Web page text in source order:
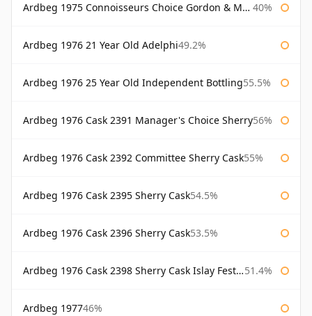
Ardbeg 1975 Connoisseurs Choice Gordon & Macphail 40%
Ardbeg 1976 21 Year Old Adelphi49.2%
Ardbeg 1976 25 Year Old Independent Bottling55.5%
Ardbeg 1976 Cask 2391 Manager's Choice Sherry56%
Ardbeg 1976 Cask 2392 Committee Sherry Cask55%
Ardbeg 1976 Cask 2395 Sherry Cask54.5%
Ardbeg 1976 Cask 2396 Sherry Cask53.5%
Ardbeg 1976 Cask 2398 Sherry Cask Islay Festival 2004 51.4%
Ardbeg 197746%